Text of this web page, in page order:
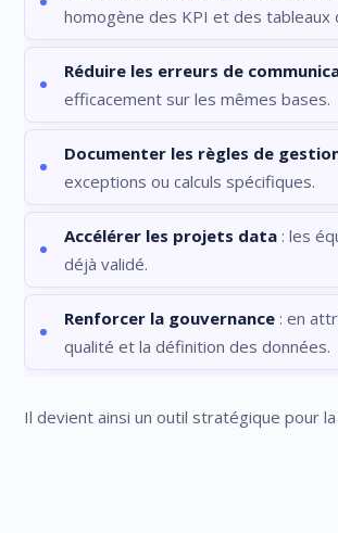
homogène des KPI et des tableaux
Réduire les erreurs de
efficacement sur les mêmes bases.
Documenter les règles de
exceptions ou calculs spécifiques.
Accélérer les projets data : les
déjà validé.
Renforcer la gouvernance : en
qualité et la définition des données.
Il devient ainsi un outil stratégique pour